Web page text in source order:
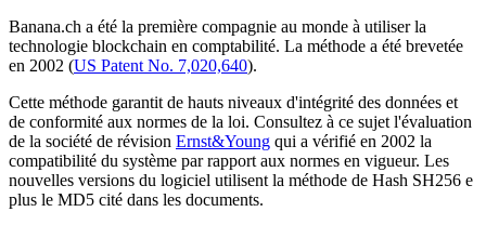
Banana.ch a été la première compagnie au monde à utiliser la
technologie blockchain en comptabilité. La méthode a été brevetée
en 2002 (US Patent No. 7,020,640).
Cette méthode garantit de hauts niveaux d'intégrité des données et
de conformité aux normes de la loi. Consultez à ce sujet l'évaluation
de la société de révision Ernst&Young qui a vérifié en 2002 la
compatibilité du système par rapport aux normes en vigueur. Les
nouvelles versions du logiciel utilisent la méthode de Hash SH256 e
plus le MD5 cité dans les documents.